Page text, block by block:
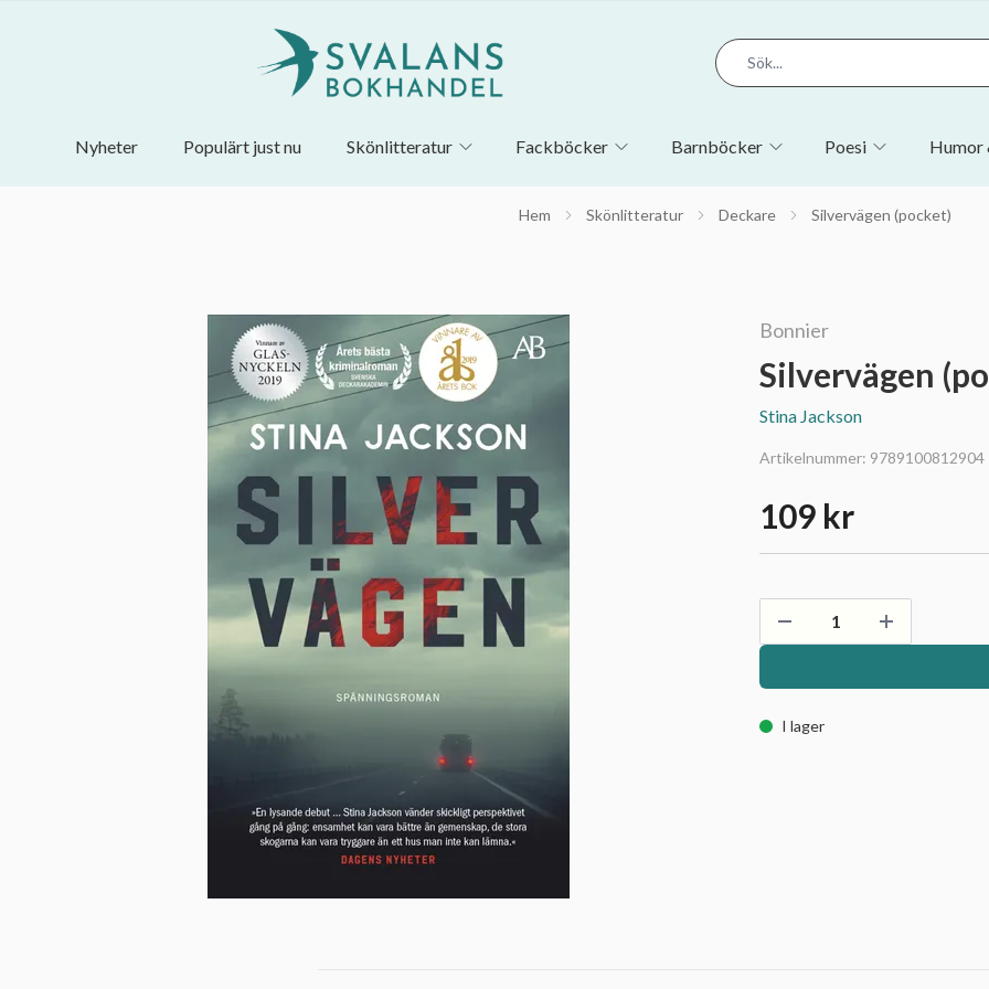
Nyheter Populärt just nu Skönlitteratur Fackböcker Barnböcker Poesi Humor
Hem Skönlitteratur Deckare Silvervägen (pocket)
Bonnier
Silvervägen
Stina Jackson
Artikelnummer: 9789100812904
109 kr
I lager